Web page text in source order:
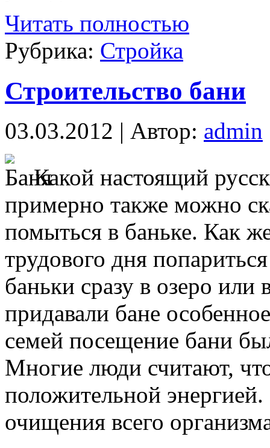
Читать полностью
Рубрика: Стройка
Строительство бани
03.03.2012 | Автор: admin
Какой настоящий
примерно также можно
помыться в баньке. Как
трудового дня
баньки сразу в озеро
придавали бане
семей посещение бани
Многие люди считают,
положительной
очищения всего